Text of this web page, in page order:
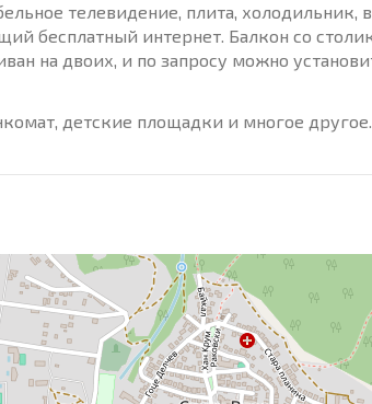
телевидение, плита, холодильник,
бесплатный интернет. Балкон со
на двоих, и по запросу можно
детские площадки и многое другое.